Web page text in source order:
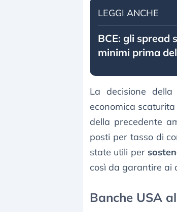
LEGGI ANCHE
BCE: gli spread
minimi prima
La decisione
economica
della precedente
posti per tasso di
state utili per
così da garantire ai
Banche USA